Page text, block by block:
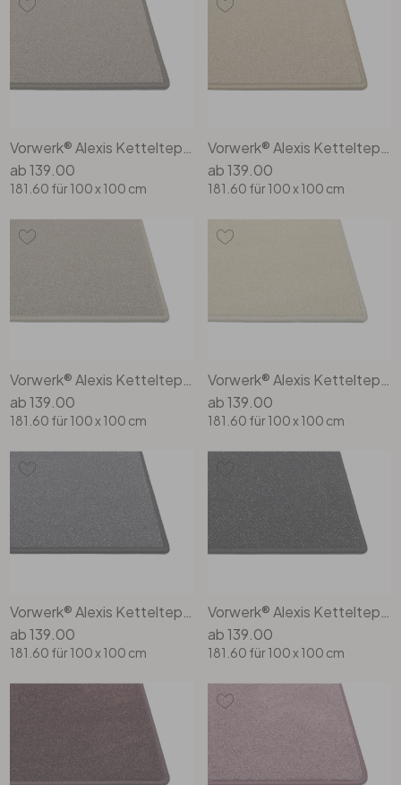
ab139.00
181.60 für 100 x 100 cm
ab139.00
181.60 für 100 x 100 cm
ab139.00
181.60 für 100 x 100 cm
ab139.00
181.60 für 100 x 100 cm
ab139.00
181.60 für 100 x 100 cm
ab139.00
181.60 für 100 x 100 cm